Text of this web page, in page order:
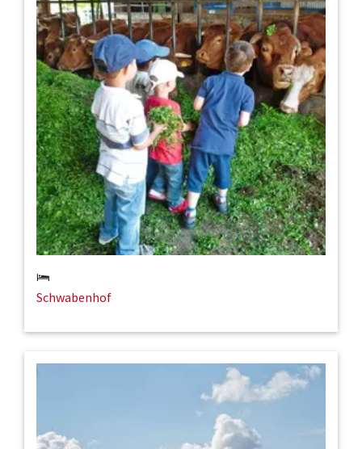
Schwabenhof